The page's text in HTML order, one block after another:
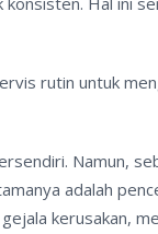
rutin untuk
Namun,
adalah
kerusakan,